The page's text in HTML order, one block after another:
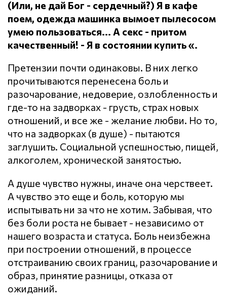
(Или, не дай Бог - сердечный?) Я в кафе
поем, одежда машинка вымоет пылесосом
умею пользоваться... А секс - притом
качественный! - Я в состоянии купить «.
Претензии почти одинаковы. В них легко
прочитываются перенесена боль и
разочарование, недоверие, озлобленность и
где-то на задворках - грусть, страх новых
отношений, и все же - желание любви. Но то,
что на задворках (в душе) - пытаются
заглушить. Социальной успешностью, пищей,
алкоголем, хронической занятостью.
А душе чувство нужны, иначе она черствеет.
А чувство это еще и боль, которую мы
испытывать ни за что не хотим. Забывая, что
без боли роста не бывает - независимо от
нашего возраста и статуса. Боль неизбежна
при построении отношений, в процессе
отстраиванию своих границ, разочарование и
образ, принятие разницы, отказа от
ожиданий.